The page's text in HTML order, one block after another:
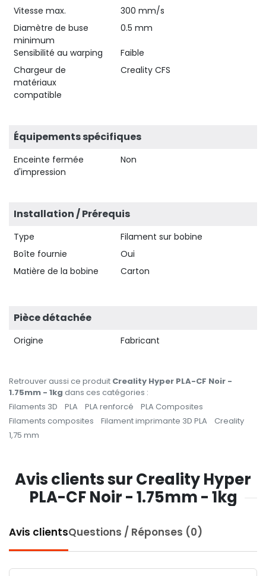
Vitesse max.
300 mm/s
Diamètre de buse
minimum
0.5 mm
Sensibilité au warping
Faible
Chargeur de
matériaux
compatible
Creality CFS
Équipements spécifiques
Enceinte fermée
d'impression
Non
Installation / Prérequis
Type
Filament sur bobine
Boîte fournie
Oui
Matière de la bobine
Carton
Pièce détachée
Origine Fabricant
Retrouver aussi ce produit Creality Hyper PLA-CF Noir -
1.75mm - 1kg dans ces catégories :
Filaments 3D
PLA PLA renforcé
PLA Composites
Filaments composites
Filament imprimante 3D PLA
Creality
1,75 mm
Avis clients sur Creality Hyper
PLA-CF Noir - 1.75mm - 1kg
Avis clientsQuestions / Réponses (0)